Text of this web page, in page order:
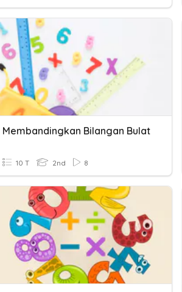
Membandingkan Bilangan Bulat
10 T 2nd 8